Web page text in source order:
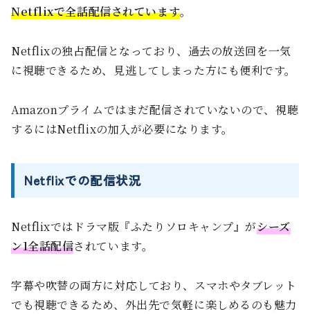
Netflixで全話配信されています。
Netflixの独占配信となっており、過去の放送回を一気
に視聴できるため、見逃してしまった方にも便利です。
Amazonプライムではまだ配信されていないので、視聴
するにはNetflixの加入が必要になります。
Netflixでの配信状況
Netflixではドラマ版『ふたりソロキャンプ』がシーズ
ン1全話配信されています。
字幕や吹替の両方に対応しており、スマホやタブレット
でも視聴できるため、外出先で気軽に楽しめるのも魅力